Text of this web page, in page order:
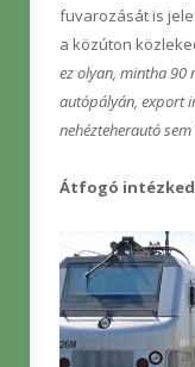
fuvarozását is
a közúton
ez olyan, mintha 90
autópályán, export
nehézteherautó sem
Átfogó